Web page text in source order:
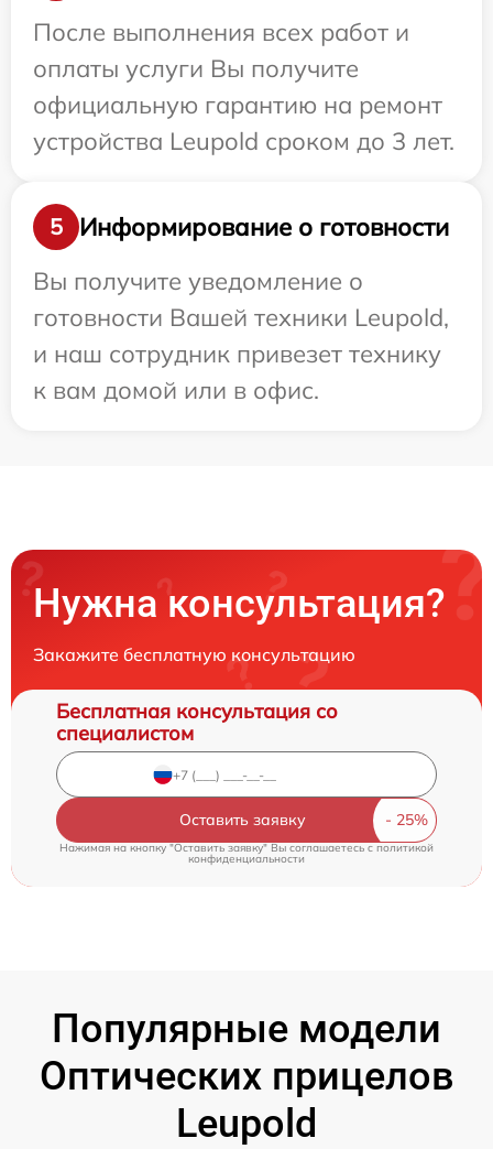
После выполнения всех работ и
оплаты услуги Вы получите
официальную гарантию на ремонт
устройства Leupold сроком до 3 лет.
5
Информирование о готовности
Вы получите уведомление о
готовности Вашей техники Leupold,
и наш сотрудник привезет технику
к вам домой или в офис.
Нужна консультация?
Закажите бесплатную консультацию
Бесплатная консультация со
специалистом
Оставить заявку
Нажимая на кнопку "Оставить заявку" Вы соглашаетесь cполитикой
конфиденциальности
Популярные модели
Оптических прицелов
Leupold